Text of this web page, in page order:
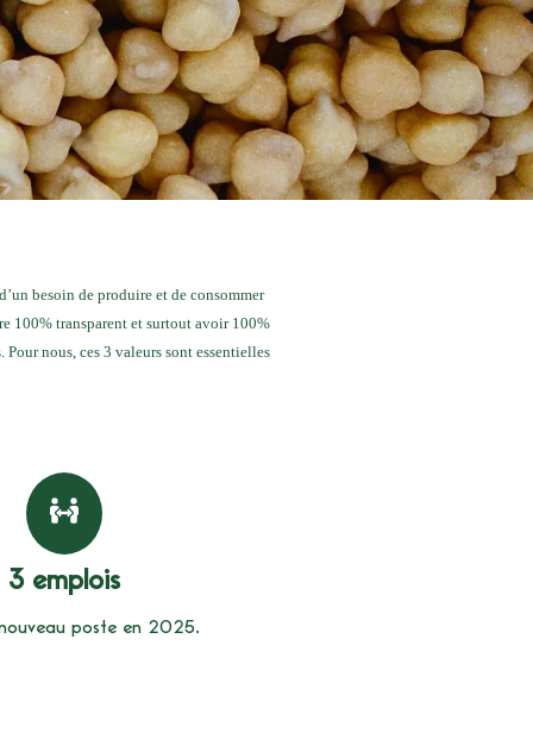
besoin de produire et de consommer
100% transparent et surtout avoir 100%
nous, ces 3 valeurs sont essentielles
3 emplois
poste en 2025.